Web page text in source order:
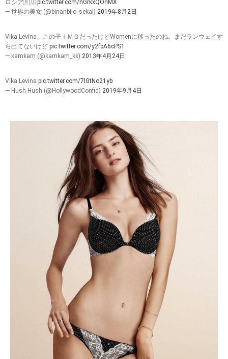
ロシア🇷🇺 pic.twitter.com/nGrkxQOnMX
— 世界の美女 (@binanbijo_sekai) 2019年8月2日
Vika Levina、この子ＩＭＧだったけどWomenに移ったのね。まだランウェイす
ら出てないけど pic.twitter.com/y2fbA6cPS1
— kamkam (@kamkam_kk) 2013年4月24日
Vika Levina pic.twitter.com/7lGtNo21yb
— Hush Hush (@HollywoodConfid) 2019年9月4日